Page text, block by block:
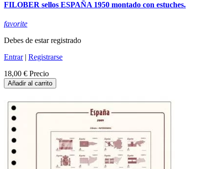
FILOBER sellos ESPAÑA 1950 montado con estuches.
favorite
Debes de estar registrado
Entrar| Registrarse
18,00 € Precio
Añadir al carrito